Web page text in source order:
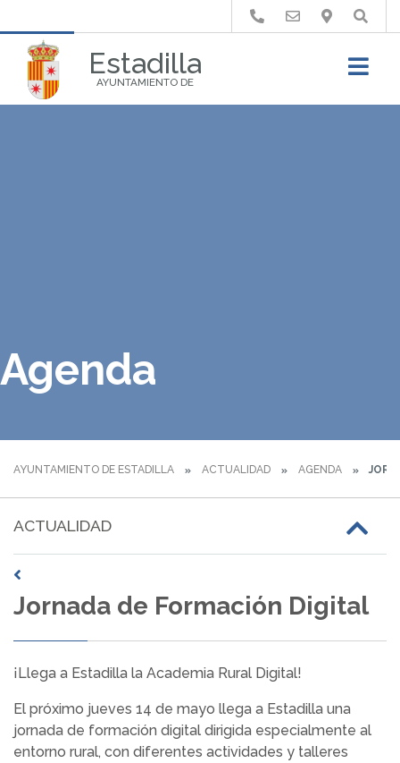
Estadilla
AYUNTAMIENTO DE
Buscar
Agenda
AYUNTAMIENTO DE ESTADILLA ACTUALIDAD AGENDA
ACTUALIDAD
Jornada de Formación Digital
¡Llega a Estadilla la Academia Rural Digital!
El próximo jueves 14 de mayo llega a Estadilla una
jornada de formación digital dirigida especialmente al
entorno rural, con diferentes actividades y talleres